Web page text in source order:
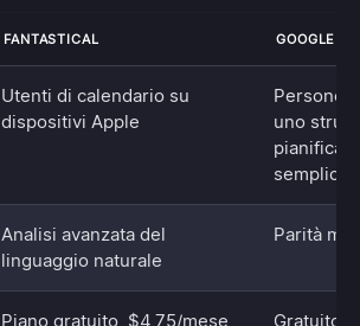
FANTASTICAL GOOGLE
Utenti di calendario su
dispositivi Apple
Persone
uno
semplice
Analisi avanzata del
linguaggio naturale
Parità
Piano gratuito, $4,75/mese Gratuito